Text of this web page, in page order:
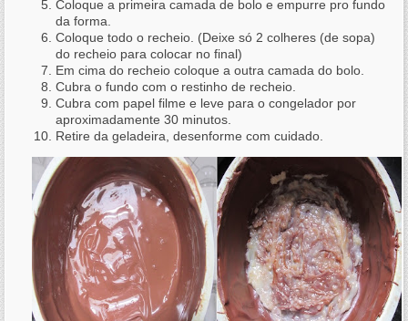
Coloque a primeira camada de bolo e empurre pro fundo
da forma.
Coloque todo o recheio. (Deixe só 2 colheres (de sopa)
do recheio para colocar no final)
Em cima do recheio coloque a outra camada do bolo.
Cubra o fundo com o restinho de recheio.
Cubra com papel filme e leve para o congelador por
aproximadamente 30 minutos.
Retire da geladeira, desenforme com cuidado.